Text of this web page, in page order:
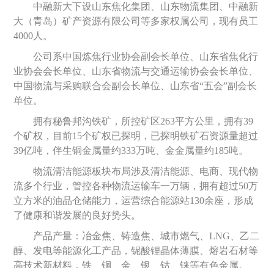
中融新大下设山东焦化集团、山东物流集团、中融新
大（青岛）矿产资源有限公司等多家权属公司，现有员工
4000人。
公司系中国炼焦行业协会副会长单位、山东省焦化行
业协会会长单位、山东省物流与交通运输协会会长单位、
中国物流与采购联合会副会长单位、山东省“五会”副会长
单位。
拥有秘鲁邦沟铁矿，所控矿区263平方公里，拥有39
个矿权，目前15个矿权已探明，已探明铁矿石资源量超过
39亿吨，伴生铜金属量约333万吨、金金属量约185吨。
物流清洁能源板块布局涉及清洁能源、电商、现代物
流多个行业，管控各种物流运输车一万辆，拥有超过50万
立方米的油品仓储能力，运营综合能源站130余座，形成
了健康和谐发展的良好势头。
产品产量：冶金焦、铸造焦、城市燃气、LNG、乙二
醇、发电等能源化工产品，铌酸锂晶体薄膜、熔岩石材等
高技术新材料，铁、铜、金、银、钴、铼等有色金属。